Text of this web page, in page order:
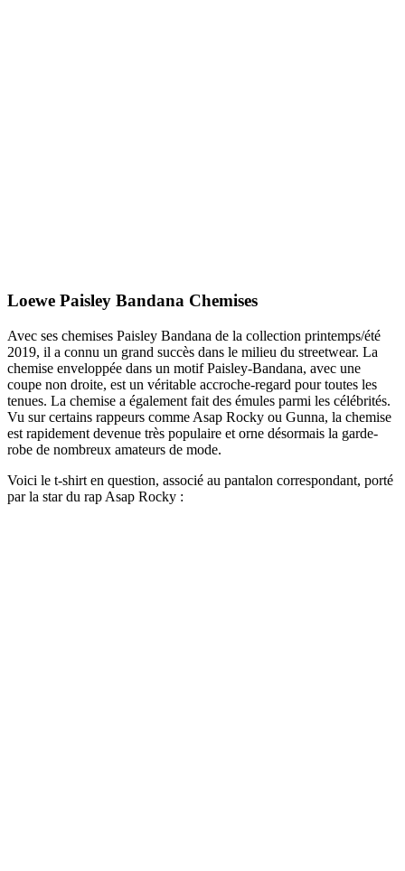
Loewe Paisley Bandana Chemises
Avec ses chemises Paisley Bandana de la collection printemps/été
2019, il a connu un grand succès dans le milieu du streetwear. La
chemise enveloppée dans un motif Paisley-Bandana, avec une
coupe non droite, est un véritable accroche-regard pour toutes les
tenues. La chemise a également fait des émules parmi les célébrités.
Vu sur certains rappeurs comme Asap Rocky ou Gunna, la chemise
est rapidement devenue très populaire et orne désormais la garde-
robe de nombreux amateurs de mode.
Voici le t-shirt en question, associé au pantalon correspondant, porté
par la star du rap Asap Rocky :